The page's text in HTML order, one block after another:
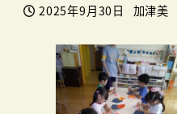
投稿日
2025年9月30日
著
加津美